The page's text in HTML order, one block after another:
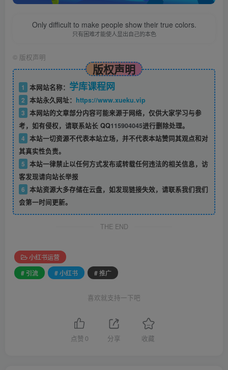
Only difficult to make people show their true colors.
只有困难才能使人显出自己的本色
© 版权声明
版权声明
1 本网站名称： 学库课程网
2 本站永久网址： https://www.xueku.vip
3 本网站的文章部分内容可能来源于网络，仅供大家学习与参
考，如有侵权，请联系站长 QQ115904045进行删除处理。
4 本站一切资源不代表本站立场，并不代表本站赞同其观点和对
其真实性负责。
5 本站一律禁止以任何方式发布或转载任何违法的相关信息，访
客发现请向站长举报
6 本站资源大多存储在云盘，如发现链接失效，请联系我们我们
会第一时间更新。
THE END
小红书运营
# 引流
# 小红书 # 推广
喜欢就支持一下吧
点赞 0 分享 收藏